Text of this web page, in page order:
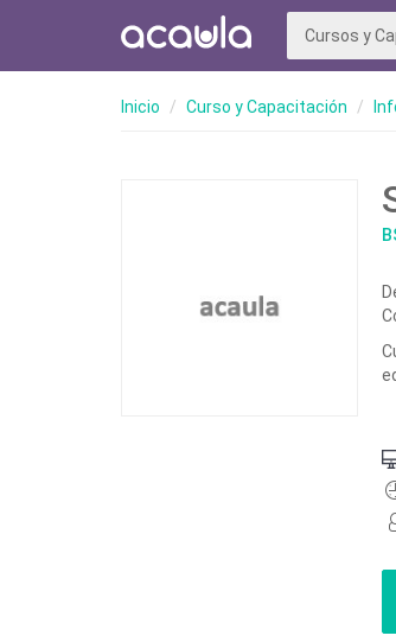
Cursos y
Inicio Curso y Capacitación